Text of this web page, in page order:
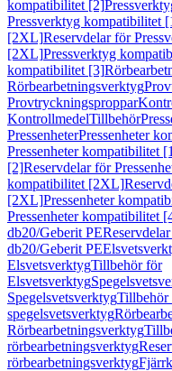
kompatibilitet [2]
Pressverktyg kompatibilitet
[2XL]Reservdelar för
[2XL]Pressverktyg
kompatibilitet [3]
Rörbearbetningsverktyg
Provtryckningsproppar
KontrollmedelTillbehör
PressenheterPressenheter
Pressenheter kompatibilitet
[2]Reservdelar för
kompatibilitet [2XL]
[2XL]Pressenheter
Pressenheter kompatibilitet
db20/Geberit PE
db20/Geberit PE
ElsvetsverktygTillbehör för
Elsvetsverktyg
SpegelsvetsverktygTillbehör
spegelsvetsverktyg
Rörbearbetningsverktyg
rörbearbetningsverktyg
rörbearbetningsverktyg